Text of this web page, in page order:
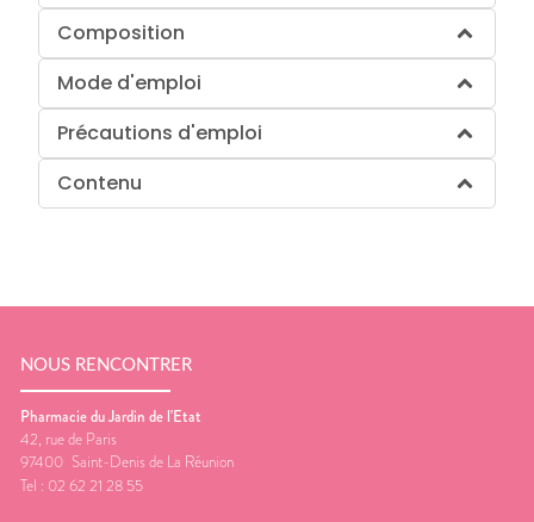
Composition
Mode d'emploi
Précautions d'emploi
Contenu
NOUS RENCONTRER
Pharmacie du Jardin de l'Etat
42, rue de Paris
97400 Saint-Denis de La Réunion
Tel : 02 62 21 28 55